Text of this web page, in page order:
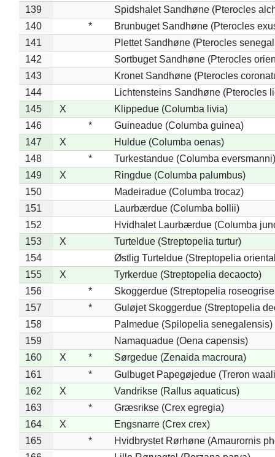
139
Spidshalet Sandhøne (Pterocles
140
*
Brunbuget Sandhøne (Pterocles
141
Plettet Sandhøne (Pterocles
142
Sortbuget Sandhøne (Pterocles
143
Kronet Sandhøne (Pterocles
144
Lichtensteins Sandhøne (Pterocles
145
X
Klippedue (Columba livia)
146
*
Guineadue (Columba guinea)
147
X
Huldue (Columba oenas)
148
*
Turkestandue (Columba eversmanni)
149
X
Ringdue (Columba palumbus)
150
Madeiradue (Columba trocaz)
151
Laurbærdue (Columba bollii)
152
Hvidhalet Laurbærdue (Columba
153
X
Turteldue (Streptopelia turtur)
154
Østlig Turteldue (Streptopelia
155
X
Tyrkerdue (Streptopelia decaocto)
156
*
Skoggerdue (Streptopelia
157
*
Guløjet Skoggerdue (Streptopelia
158
Palmedue (Spilopelia senegalensis)
159
Namaquadue (Oena capensis)
160
X *
Sørgedue (Zenaida macroura)
161
*
Gulbuget Papegøjedue (Treron
162
X
Vandrikse (Rallus aquaticus)
163
*
Græsrikse (Crex egregia)
164
X
Engsnarre (Crex crex)
165
*
Hvidbrystet Rørhøne (Amaurornis